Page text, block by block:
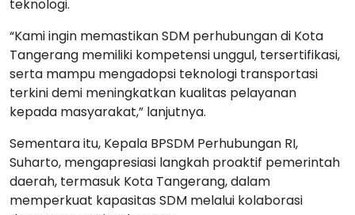
Tangerang memiliki kompetensi unggul, tersertifikasi,
serta mampu mengadopsi teknologi transportasi
terkini demi meningkatkan kualitas pelayanan
kepada masyarakat,” lanjutnya.
Suharto, mengapresiasi langkah proaktif pemerintah
daerah, termasuk Kota Tangerang, dalam
memperkuat kapasitas SDM melalui kolaborasi
dengan pemerintah pusat.